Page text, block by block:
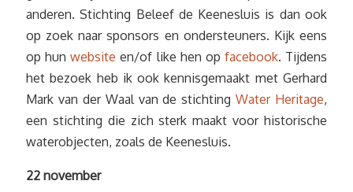
anderen. Stichting Beleef de Keenesluis is dan ook
op zoek naar sponsors en ondersteuners. Kijk eens
op hunwebsite en/of like hen op facebook. Tijdens
het bezoek heb ik ook kennisgemaakt met Gerhard
Mark van der Waal van de stichtingWater Heritage,
een stichting die zich sterk maakt voor historische
waterobjecten, zoals de Keenesluis.
22 november